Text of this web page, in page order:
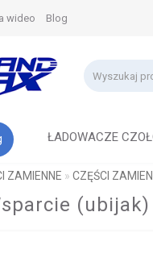
wideo Blog
ŁADOWACZE
ZAMIENNE CZĘŚCI
(ubijak)